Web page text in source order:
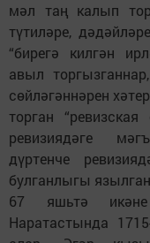
мәл таң калып
түтиләре,
“бирегә килгән
авыл
сөйләгәннәрен
торган
ревизиядәге
дүртенче
булганлыгы
67 яшьтә
Наратастында